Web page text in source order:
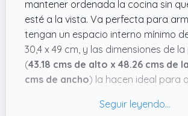
mantener ordenada la cocina sin
esté a la vista. Va perfecta para
tengan un espacio interno mínimo
30,4 x 49 cm, y las dimensiones de
(43.18 cms de alto x 48.26 cms de
cms de ancho) la hacen ideal para
necesita cuatro tornillos, así que no